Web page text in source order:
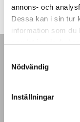
annons- och
Dessa kan i sin tur
information som du
Nödvändig
Inställningar